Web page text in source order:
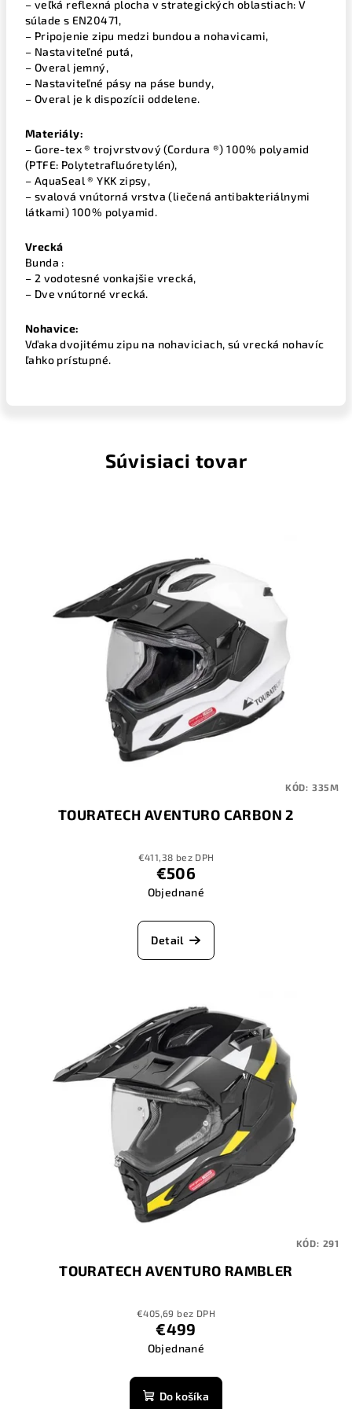
– veľká reflexná plocha v strategických oblastiach: V
súlade s EN20471,
– Pripojenie zipu medzi bundou a nohavicami,
– Nastaviteľné putá,
– Overal jemný,
– Nastaviteľné pásy na páse bundy,
– Overal je k dispozícii oddelene.
Materiály:
– Gore-tex ® trojvrstvový (Cordura ®) 100% polyamid
(PTFE: Polytetrafluóretylén),
– AquaSeal ® YKK zipsy,
– svalová vnútorná vrstva (liečená antibakteriálnymi
látkami) 100% polyamid.
Vrecká
Bunda :
– 2 vodotesné vonkajšie vrecká,
– Dve vnútorné vrecká.
Nohavice:
Vďaka dvojitému zipu na nohaviciach, sú vrecká nohavíc
ľahko prístupné.
Súvisiaci tovar
TOURATECH AVENTURO CARBON 2
€411,38 bez DPH
€506
Objednané
Detail
KÓD: 335M
TOURATECH AVENTURO RAMBLER
€405,69 bez DPH
€499
Objednané
Do košíka
KÓD: 291